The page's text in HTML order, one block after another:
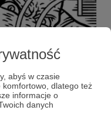
abyś w czasie
komfortowo, dlatego też
informacje o
danych